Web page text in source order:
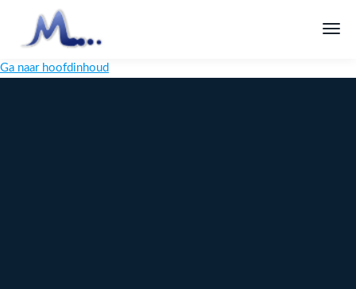
Ga naar hoofdinhoud